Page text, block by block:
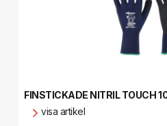
FINSTICKADE NITRIL TOUCH
visa artikel